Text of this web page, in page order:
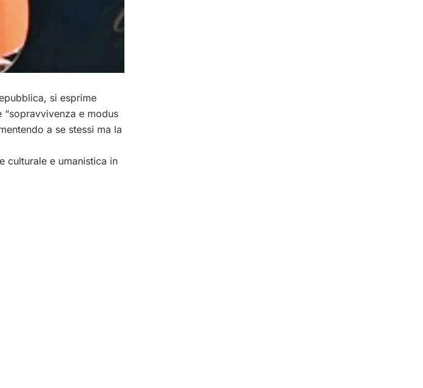
si esprime
e modus
a se stessi ma la
culturale e umanistica in